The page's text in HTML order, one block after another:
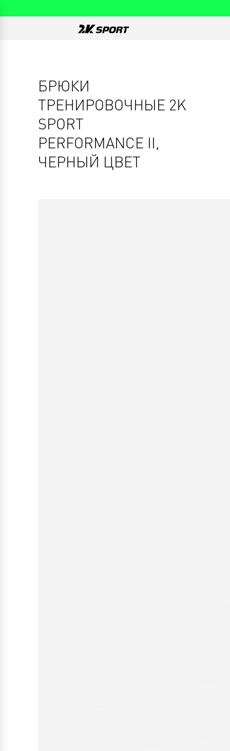
БРЮКИ
ТРЕНИРОВОЧНЫЕ 2K
SPORT
PERFORMANCE II,
ЧЕРНЫЙ ЦВЕТ